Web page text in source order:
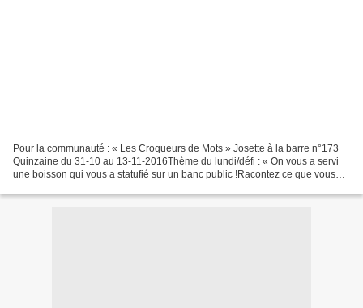
Pour la communauté : « Les Croqueurs de Mots » Josette à la barre n°173
Quinzaine du 31-10 au 13-11-2016Thème du lundi/défi : « On vous a servi
une boisson qui vous a statufié sur un banc public !Racontez ce que vous